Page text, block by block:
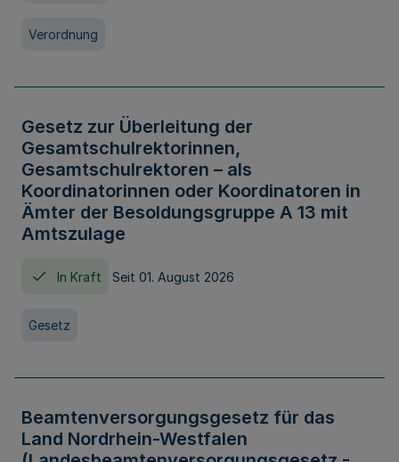
Verordnung
Gesetz zur Überleitung der
Gesamtschulrektorinnen,
Gesamtschulrektoren – als
Koordinatorinnen oder Koordinatoren in
Ämter der Besoldungsgruppe A 13 mit
Amtszulage
In Kraft Seit 01. August 2026
Gesetz
Beamtenversorgungsgesetz für das
Land Nordrhein-Westfalen